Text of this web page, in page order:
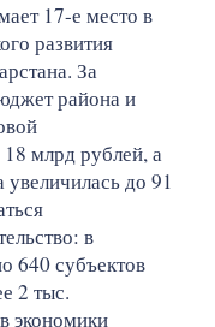
17-е место в
развития
За
района и
млрд рублей, а
увеличилась до 91
в
640 субъектов
2 тыс.
экономики